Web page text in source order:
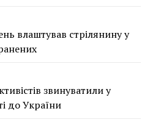
влаштував стрілянину у
звинуватили у
до України